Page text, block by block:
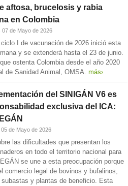
aftosa, brucelosis y rabia
en Colombia
07 de Mayo de 2026
ciclo I de vacunación de 2026 inició esta
y se extenderá hasta el 23 de junio.
ostenta Colombia desde el año 2020
de Sanidad Animal, OMSA. más›
del SINIGÁN V6 es
exclusiva del ICA:
de Mayo de 2026
las dificultades que presentan los
en todo el territorio nacional para
se une a esta preocupación porque
comercio legal de bovinos y bufalinos,
y plantas de beneficio. Esta